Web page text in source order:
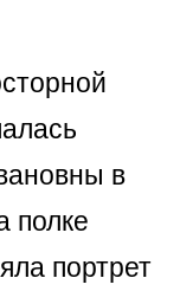
в
полке
портрет